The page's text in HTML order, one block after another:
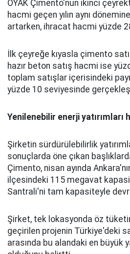
OYAK Çimento'nun ikinci
hacmi geçen yılın aynı
artarken, ihracat hacmi yüzde
İlk çeyreğe kıyasla çimento
hazır beton satış hacmi ise
toplam satışlar içerisindeki
yüzde 10 seviyesinde
Yenilenebilir enerji yatırımları
Şirketin sürdürülebilirlik
sonuçlarda öne çıkan
Çimento, nisan ayında
ilçesindeki 115 megavat
Santrali'ni tam kapasiteyle
Şirket, tek lokasyonda öz
geçirilen projenin Türkiye'deki
arasında bu alandaki en büyük